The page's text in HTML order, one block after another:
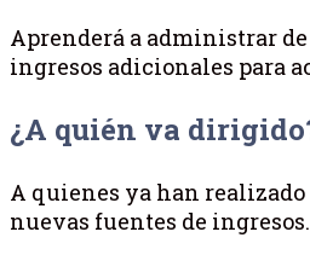
Aprenderá a administrar
ingresos adicionales para
¿A quién va
A quienes ya han
nuevas fuentes de ingresos.